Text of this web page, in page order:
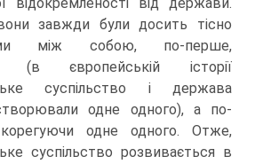
завжди були досить тісно
між собою, по-перше,
(в європейській історії
суспільство і держава
одне одного), а по-
одне одного. Отже,
суспільство розвивається в